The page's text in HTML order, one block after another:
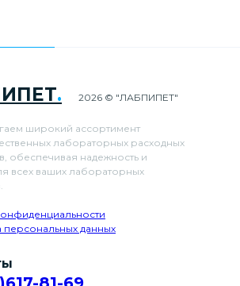
.
широкий ассортимент
лабораторных расходных
обеспечивая надежность и
всех ваших лабораторных
данных
2026 © "ЛАБПИПЕТ"